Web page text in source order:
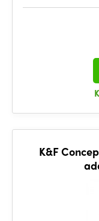
K&F